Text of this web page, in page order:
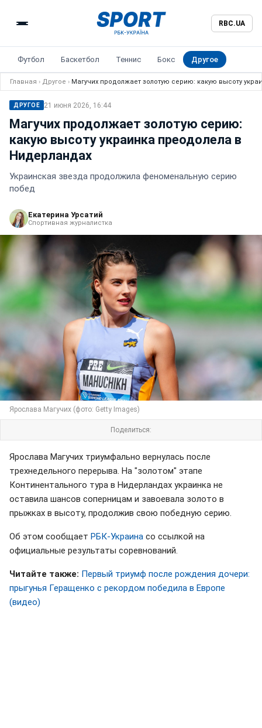
RBC.UA
Футбол Баскетбол Теннис Бокс Другое
Главная › Другое › Магучих продолжает золотую серию: какую высоту
ДРУГОЕ 21 июня 2026, 16:44
Магучих продолжает золотую серию:
какую высоту украинка преодолела в
Нидерландах
Украинская звезда продолжила феноменальную серию
побед
Екатерина Урсатий
Спортивная журналистка
Ярослава Магучих (фото: Getty Images)
Поделиться:
Ярослава Магучих триумфально вернулась после
трехнедельного перерыва. На "золотом" этапе
Континентального тура в Нидерландах украинка не
оставила шансов соперницам и завоевала золото в
прыжках в высоту, продолжив свою победную серию.
Об этом сообщает РБК-Украина со ссылкой на
официальные результаты соревнований.
Читайте также: Первый триумф после рождения дочери:
прыгунья Геращенко с рекордом победила в Европе
(видео)